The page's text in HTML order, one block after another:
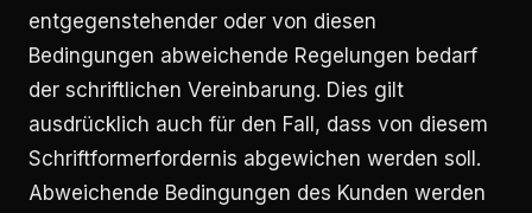
entgegenstehender oder von diesen
Bedingungen abweichende Regelungen bedarf
der schriftlichen Vereinbarung. Dies gilt
ausdrücklich auch für den Fall, dass von diesem
Schriftformerfordernis abgewichen werden soll.
Abweichende Bedingungen des Kunden werden